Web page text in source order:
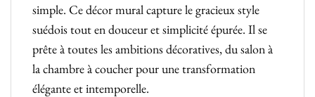
simple. Ce décor mural capture le gracieux style
suédois tout en douceur et simplicité épurée. Il se
prête à toutes les ambitions décoratives, du salon à
la chambre à coucher pour une transformation
élégante et intemporelle.